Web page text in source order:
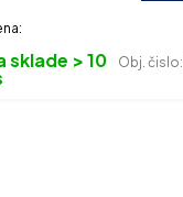
sklade > 10 Obj. čislo: